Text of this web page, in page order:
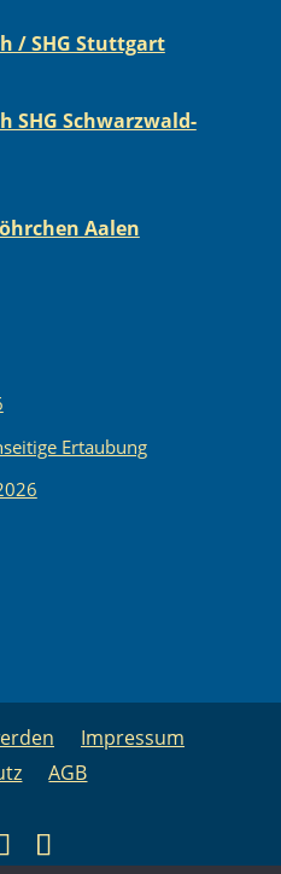
/ SHG Stuttgart
SHG Schwarzwald-
Aalen
Ertaubung
Impressum
AGB